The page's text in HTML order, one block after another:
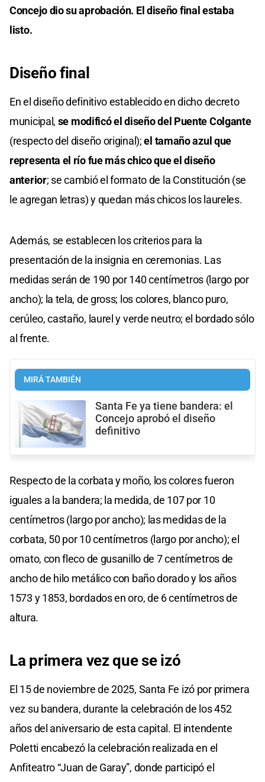
Concejo dio su aprobación. El diseño final estaba
listo.
Diseño final
En el diseño definitivo establecido en dicho decreto
municipal, se modificó el diseño del Puente Colgante
(respecto del diseño original);el tamaño azul que
representa el río fue más chico que el diseño
anterior; se cambió el formato de la Constitución (se
le agregan letras) y quedan más chicos los laureles.
Además, se establecen los criterios para la
presentación de la insignia en ceremonias. Las
medidas serán de 190 por 140 centímetros (largo por
ancho); la tela, de gross; los colores, blanco puro,
cerúleo, castaño, laurel y verde neutro; el bordado sólo
al frente.
MIRÁ TAMBIÉN
Santa Fe ya tiene bandera: el
Concejo aprobó el diseño
definitivo
Respecto de la corbata y moño, los colores fueron
iguales a la bandera; la medida, de 107 por 10
centímetros (largo por ancho); las medidas de la
corbata, 50 por 10 centímetros (largo por ancho); el
ornato, con fleco de gusanillo de 7 centímetros de
ancho de hilo metálico con baño dorado y los años
1573 y 1853, bordados en oro, de 6 centímetros de
altura.
La primera vez que se izó
El 15 de noviembre de 2025, Santa Fe izó por primera
vez su bandera, durante la celebración de los 452
años del aniversario de esta capital. El intendente
Poletti encabezó la celebración realizada en el
Anfiteatro “Juan de Garay”, donde participó el